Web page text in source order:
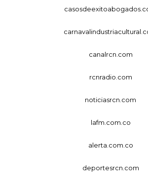
canalrcn.com
rcnradio.com
noticiasrcn.com
lafm.com.co
alerta.com.co
deportesrcn.com